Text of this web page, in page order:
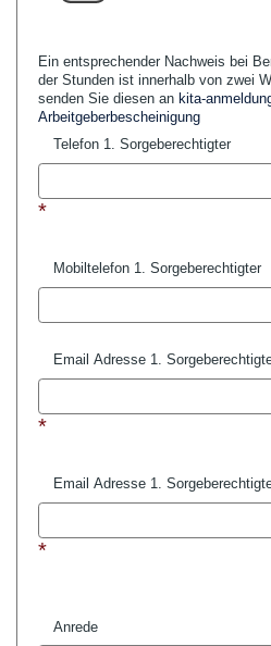
Ein entsprechender Nachweis bei
der Stunden ist innerhalb von zwei
senden Sie diesen an kita-
Arbeitgeberbescheinigung
Telefon 1. Sorgeberechtigter
*
Mobiltelefon 1. Sorgeberechtigter
Email Adresse 1.
*
Email Adresse 1.
*
Anrede